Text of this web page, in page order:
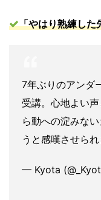
「やはり熟練した
7年ぶりのアンダ
受講。心地よい
ら動への淀みな
うと感嘆させら
— Kyota